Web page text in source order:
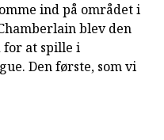
ind på området i
blev den
at spille i
Den første, som vi